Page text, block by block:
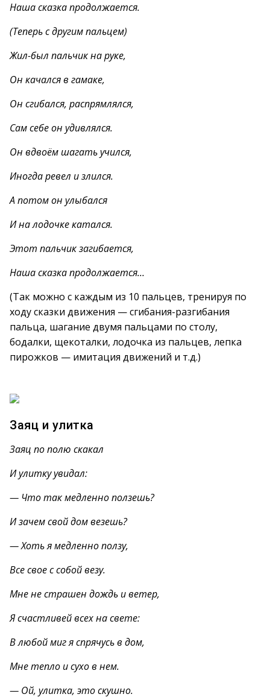
Наша сказка продолжается.
(Теперь с другим пальцем)
Жил-был пальчик на руке,
Он качался в гамаке,
Он сгибался, распрямлялся,
Сам себе он удивлялся.
Он вдвоём шагать учился,
Иногда ревел и злился.
А потом он улыбался
И на лодочке катался.
Этот пальчик загибается,
Наша сказка продолжается…
(Так можно с каждым из 10 пальцев, тренируя по
ходу сказки движения — сгибания-разгибания
пальца, шагание двумя пальцами по столу,
бодалки, щекоталки, лодочка из пальцев, лепка
пирожков — имитация движений и т.д.)
Заяц и улитка
Заяц по полю скакал
И улитку увидал:
— Что так медленно ползешь?
И зачем свой дом везешь?
— Хоть я медленно ползу,
Все свое с собой везу.
Мне не страшен дождь и ветер,
Я счастливей всех на свете:
В любой миг я спрячусь в дом,
Мне тепло и сухо в нем.
— Ой, улитка, это скушно.